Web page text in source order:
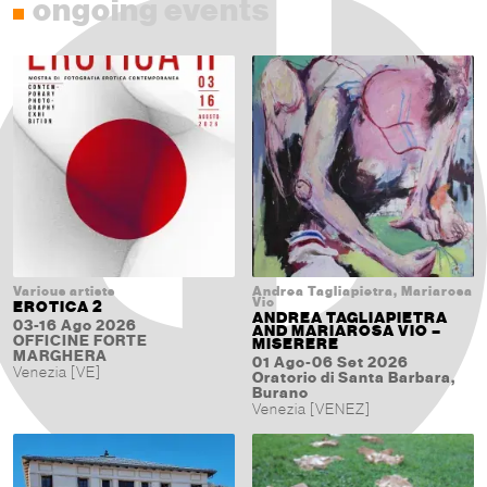
ongoing events
Various artists
EROTICA 2
03-16 Ago 2026
OFFICINE FORTE
MARGHERA
Venezia [VE]
Andrea Tagliapietra, Mariarosa
Vio
ANDREA TAGLIAPIETRA
AND MARIAROSA VIO –
MISERERE
01 Ago-06 Set 2026
Oratorio di Santa Barbara,
Burano
Venezia [VENEZ]